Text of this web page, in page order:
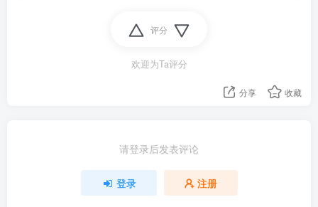
评分
欢迎为Ta评分
分享 收藏
请登录后发表评论
登录 注册